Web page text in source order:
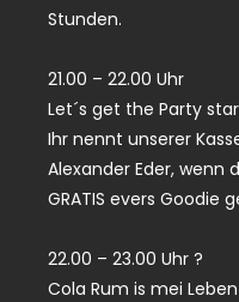
Stunden.
21.00 – 22.00 Uhr
Let´s get the Party
Ihr nennt unserer
Alexander Eder,
GRATIS evers Goodie
22.00 – 23.00 Uhr ?
Cola Rum is mei